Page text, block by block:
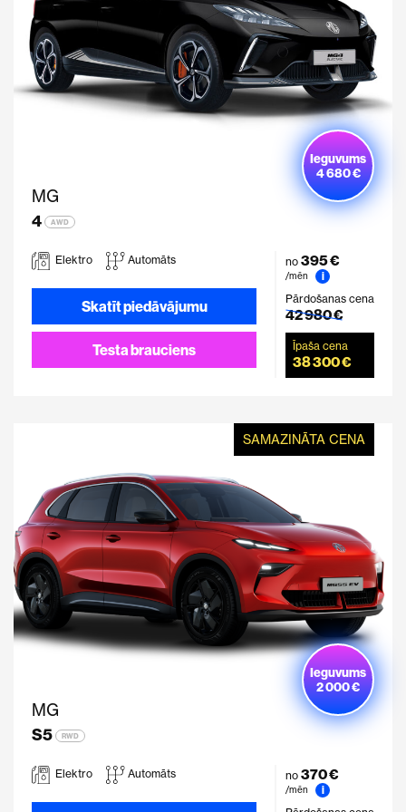
MG
4
AWD
Ieguvums
4 680 €
Elektro Automāts
Skatīt piedāvājumu
Testa brauciens
no 395 €
/mēn
i
Pārdošanas cena
42 980 €
Īpaša cena
38 300 €
SAMAZINĀTA CENA
MG
S5
RWD
Ieguvums
2 000 €
Elektro Automāts no 370 €
/mēn
i